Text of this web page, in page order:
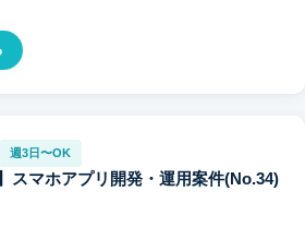
週3日〜OK
スマホアプリ開発・運用案件(No.34)